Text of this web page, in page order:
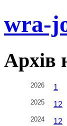
wra-
Архів
2026 1
2025 12
2024 12